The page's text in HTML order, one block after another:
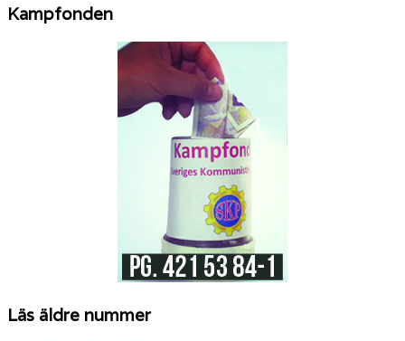
Kampfonden
Läs äldre nummer